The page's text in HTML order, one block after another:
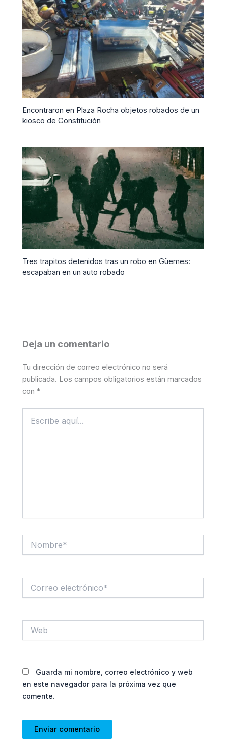
Encontraron en Plaza Rocha objetos robados de un
kiosco de Constitución
Tres trapitos detenidos tras un robo en Güemes:
escapaban en un auto robado
Deja un comentario
Tu dirección de correo electrónico no será
publicada. Los campos obligatorios están marcados
con*
aquí...
electrónico*
Guarda mi nombre, correo electrónico y web
en este navegador para la próxima vez que
comente.